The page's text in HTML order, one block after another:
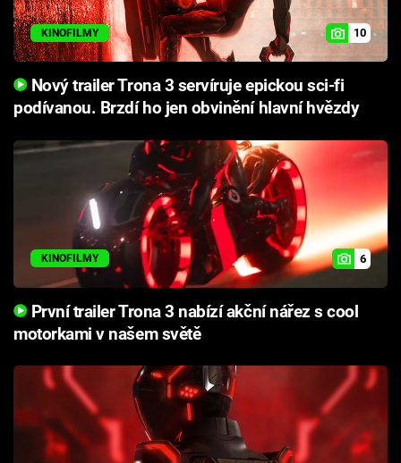
Sledujte nás
KINOFILMY 10
Nový trailer Trona 3 servíruje epickou sci-fi
podívanou. Brzdí ho jen obvinění hlavní hvězdy
KINOFILMY 6
První trailer Trona 3 nabízí akční nářez s cool
motorkami v našem světě